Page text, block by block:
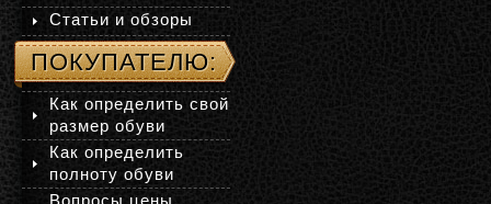
Статьи и обзоры
ПОКУПАТЕЛЮ:
Как определить свой
размер обуви
Как определить
полноту обуви
Вопросы цены,